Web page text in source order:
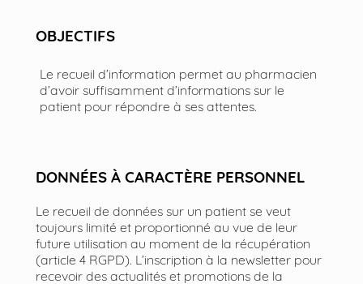
OBJECTIFS
Le recueil d’information permet au pharmacien
d’avoir suffisamment d’informations sur le
patient pour répondre à ses attentes.
DONNÉES À CARACTÈRE PERSONNEL
Le recueil de données sur un patient se veut
toujours limité et proportionné au vue de leur
future utilisation au moment de la récupération
(article 4 RGPD). L’inscription à la newsletter pour
recevoir des actualités et promotions de la